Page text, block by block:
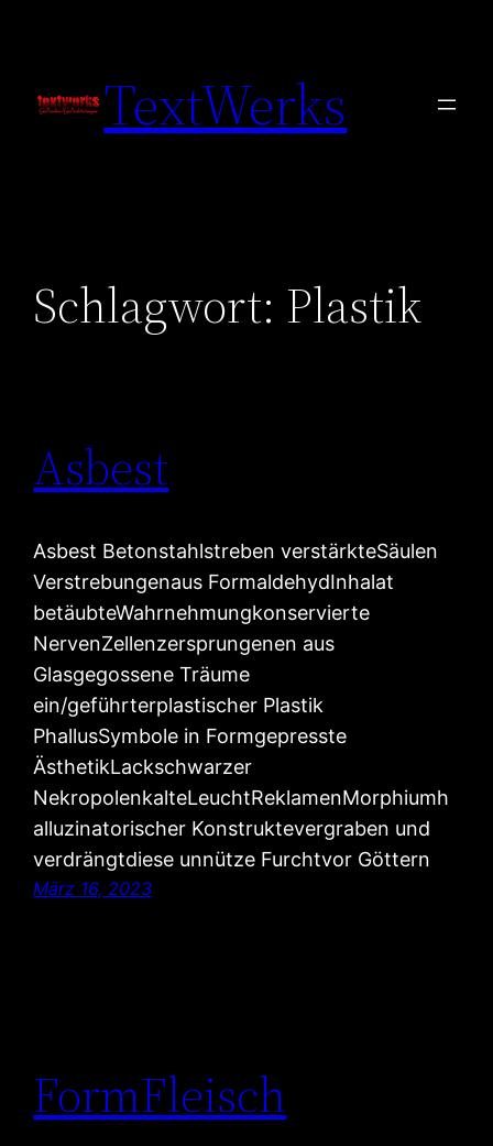
TextWerks
Schlagwort: Plastik
Asbest
Asbest Betonstahlstreben verstärkteSäulen
Verstrebungenaus FormaldehydInhalat
betäubteWahrnehmungkonservierte
NervenZellenzersprungenen aus
Glasgegossene Träume
ein/geführterplastischer Plastik
PhallusSymbole in Formgepresste
ÄsthetikLackschwarzer
NekropolenkalteLeuchtReklamenMorphiumh
alluzinatorischer Konstruktevergraben und
verdrängtdiese unnütze Furchtvor Göttern
März 16, 2023
FormFleisch